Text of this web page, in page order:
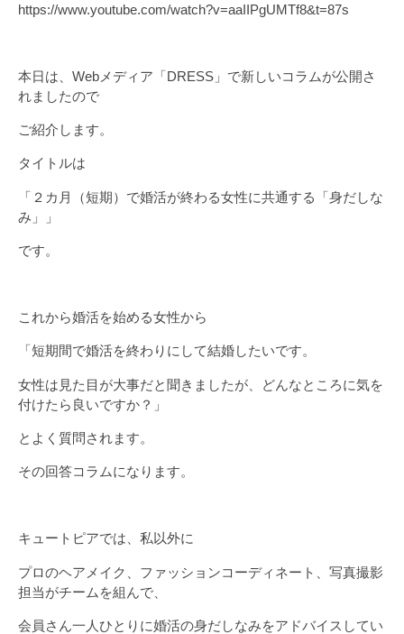
https://www.youtube.com/watch?v=aaIIPgUMTf8&t=87s
本日は、Webメディア「DRESS」で新しいコラムが公開さ
れましたので
ご紹介します。
タイトルは
「２カ月（短期）で婚活が終わる女性に共通する「身だしな
み」」
です。
これから婚活を始める女性から
「短期間で婚活を終わりにして結婚したいです。
女性は見た目が大事だと聞きましたが、どんなところに気を
付けたら良いですか？」
とよく質問されます。
その回答コラムになります。
キュートピアでは、私以外に
プロのヘアメイク、ファッションコーディネート、写真撮影
担当がチームを組んで、
会員さん一人ひとりに婚活の身だしなみをアドバイスしてい